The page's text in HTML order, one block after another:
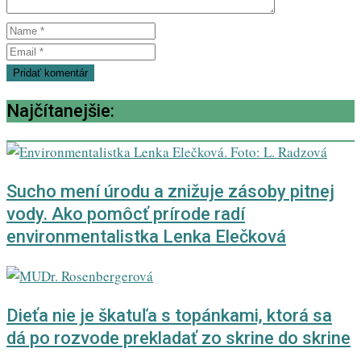
Najčítanejšie:
Sucho mení úrodu a znižuje zásoby pitnej
vody. Ako pomôcť prírode radí
environmentalistka Lenka Elečková
Dieťa nie je škatuľa s topánkami, ktorá sa
dá po rozvode prekladať zo skrine do skrine